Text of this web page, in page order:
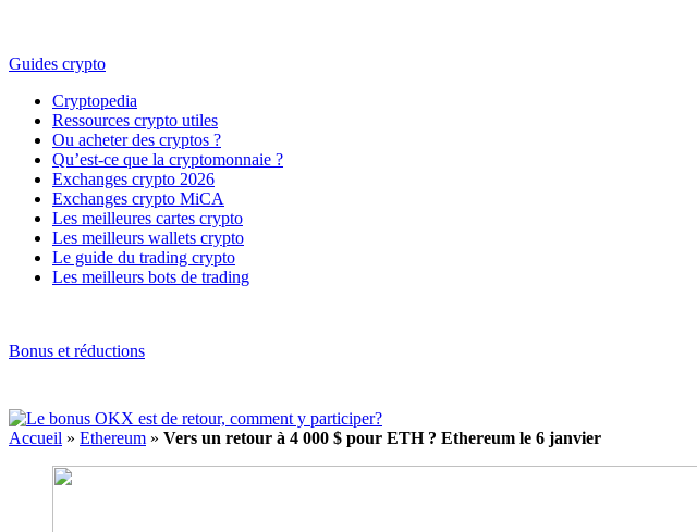
Guides crypto
Cryptopedia
Ressources crypto utiles
Ou acheter des cryptos ?
Qu’est-ce que la cryptomonnaie ?
Exchanges crypto 2026
Exchanges crypto MiCA
Les meilleures cartes crypto
Les meilleurs wallets crypto
Le guide du trading crypto
Les meilleurs bots de trading
Bonus et réductions
Accueil » Ethereum » Vers un retour à 4 000 $ pour ETH ? Ethereum le 6 janvier